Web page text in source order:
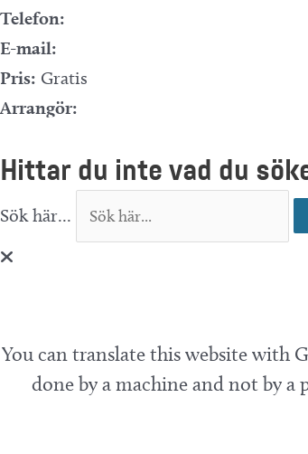
Telefon:
E-mail:
Pris: Gratis
Arrangör:
Hittar du inte vad du
Sök här...
You can translate this website with
done by a machine and not by a